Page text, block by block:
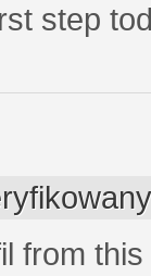
step
from